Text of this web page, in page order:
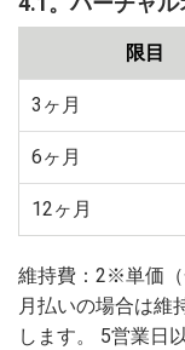
限目
3ヶ月
6ヶ月
12ヶ月
維持費：2※単価（
月払いの場合は維
します。 5営業日